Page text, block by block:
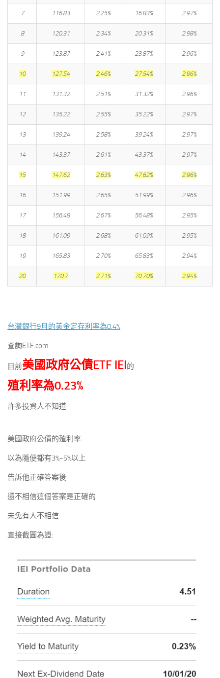
7 116.83 2.25% 16.83% 2.97%
8 120.31 2.34% 20.31% 2.98%
9 123.87 2.41% 23.87% 2.96%
10 127.54 2.46% 27.54% 2.96%
11 131.32 2.51% 31.32% 2.96%
12 135.22 2.55% 35.22% 2.97%
13 139.24 2.58% 39.24% 2.97%
14 143.37 2.61% 43.37% 2.97%
15 147.62 2.63% 47.62% 2.96%
16 151.99 2.65% 51.99% 2.96%
17 156.48 2.67% 56.48% 2.95%
18 161.09 2.68% 61.09% 2.95%
19 165.83 2.70% 65.83% 2.94%
20 170.7 2.71% 70.70% 2.94%
台灣銀行9月的美金定存利率為0.4%
查詢ETF.com
目前美國政府公債ETF IEI的
殖利率為0.23%
許多投資人不知道
美國政府公債的殖利率
以為隨便都有3%~5%以上
告訴他正確答案後
還不相信這個答案是正確的
未免有人不相信
直接截圖為證: